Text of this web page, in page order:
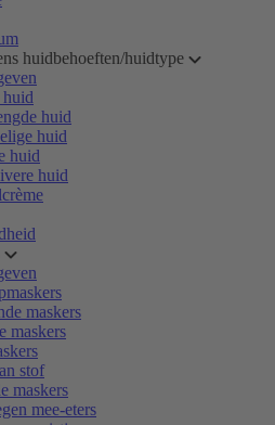
huidbehoeften/huidtype
huid
huid
huid
huid
maskers
maskers
stof
maskers
mee-eters